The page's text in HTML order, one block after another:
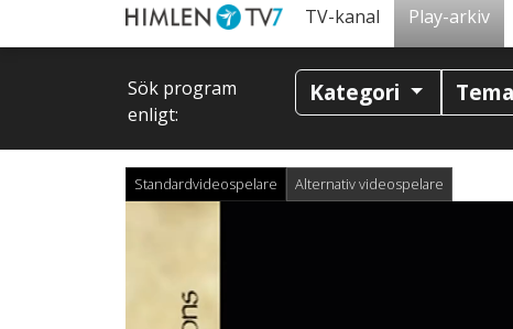
TV-kanal Play-arkiv
Sök program
enligt:
Kategori
Standardvideospelare Alternativ videospelare